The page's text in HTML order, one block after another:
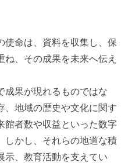
使命は、資料を収集し、保
、その成果を未来へ伝え
成果が現れるものではな
、地域の歴史や文化に関す
館者数や収益といった数字
しかし、それらの地道な積
示、教育活動を支えてい